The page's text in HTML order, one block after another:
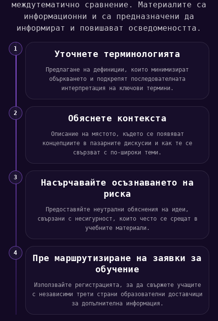
междутематично сравнение. Материалите са
информационни и са предназначени да
информират и повишават осведомеността.
1
Уточнете терминологията
Предлагане на дефиниции, които минимизират
объркването и подкрепят последователната
интерпретация на ключови термини.
2
Обяснете контекста
Описание на мястото, където се появяват
концепциите в пазарните дискусии и как те се
свързват с по-широки теми.
3
Насърчавайте осъзнаването на
риска
Предоставяйте неутрални обяснения на идеи,
свързани с несигурност, които често се срещат в
учебните материали.
4
Пре маршрутизиране на заявки за
обучение
Използвайте регистрацията, за да свържете учащите
с независими трети страни образователни доставчици
за допълнителна информация.